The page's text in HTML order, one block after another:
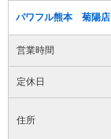
パワフル熊本 菊陽店
営業時間
定休日
住所